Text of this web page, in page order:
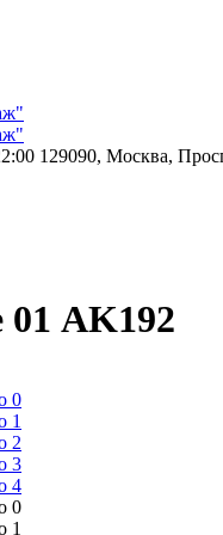
129090, Москва,
01 AK192